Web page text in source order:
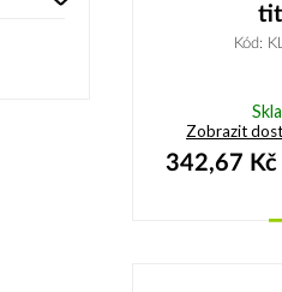
Kód:
Zobrazit
342,67 Kč